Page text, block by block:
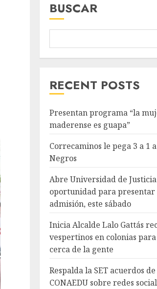
BUSCAR
RECENT POSTS
Presentan programa “la
maderense es guapa”
Correcaminos le pega 3 a 1
Negros
Abre Universidad de Justicia
oportunidad para presentar
admisión, este sábado
Inicia Alcalde Lalo Gattás
vespertinos en colonias
cerca de la gente
Respalda la SET acuerdos
CONAEDU sobre redes